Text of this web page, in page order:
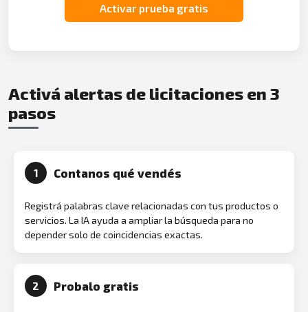
Activar prueba gratis
Activá alertas de licitaciones en 3
pasos
1 Contanos qué vendés
Registrá palabras clave relacionadas con tus productos o
servicios. La IA ayuda a ampliar la búsqueda para no
depender solo de coincidencias exactas.
2 Probalo gratis